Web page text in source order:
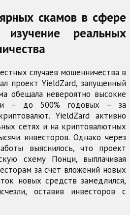
скамов в сфере
реальных
случаев мошенничества в
проект YieldZard, запущенный
обещала невероятно высокие
– до 500% годовых – за
YieldZard активно
сетях и на криптовалютных
инвесторов. Однако через
выяснилось, что проект
схему Понци, выплачивая
за счет вложений новых
новых средств замедлился,
оставив инвесторов с